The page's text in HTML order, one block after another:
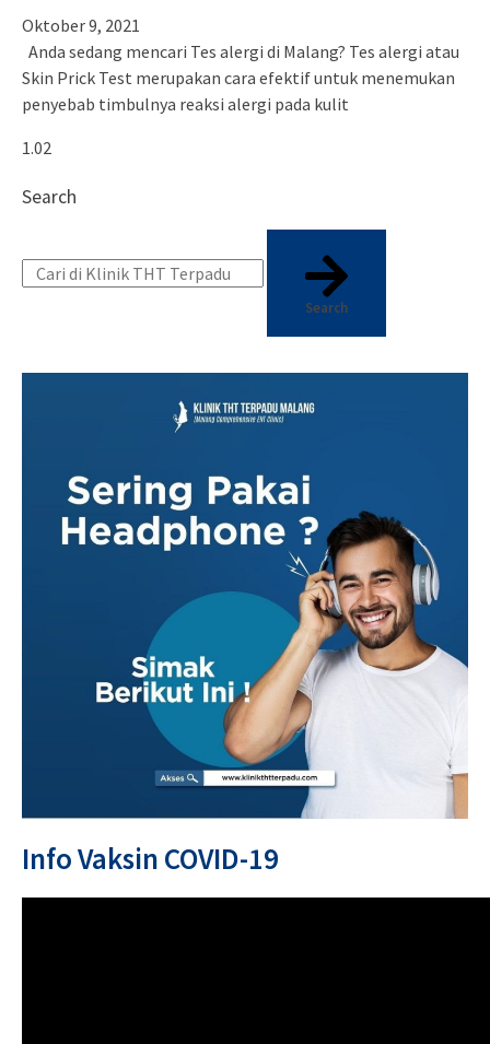
Oktober 9, 2021
Anda sedang mencari Tes alergi di Malang? Tes alergi atau
Skin Prick Test merupakan cara efektif untuk menemukan
penyebab timbulnya reaksi alergi pada kulit
Search
Search
Info Vaksin COVID-19